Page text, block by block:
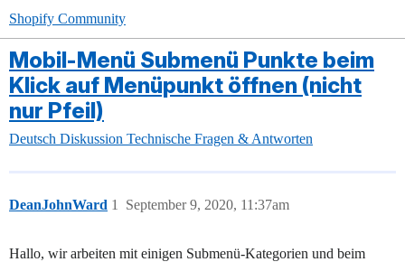
Shopify Community
Mobil-Menü Submenü Punkte beim
Klick auf Menüpunkt öffnen (nicht
nur Pfeil)
Deutsch Diskussion Technische Fragen & Antworten
DeanJohnWard September 9, 2020, 11:37am
1
Hallo, wir arbeiten mit einigen Submenü-Kategorien und beim